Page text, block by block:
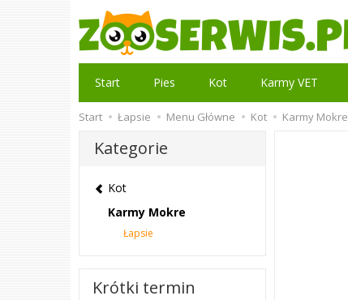
Start Pies Kot Karmy VET
Start Łapsie Menu Główne Kot Karmy Mokre
Kategorie
Kot
Karmy Mokre
Łapsie
Krótki termin